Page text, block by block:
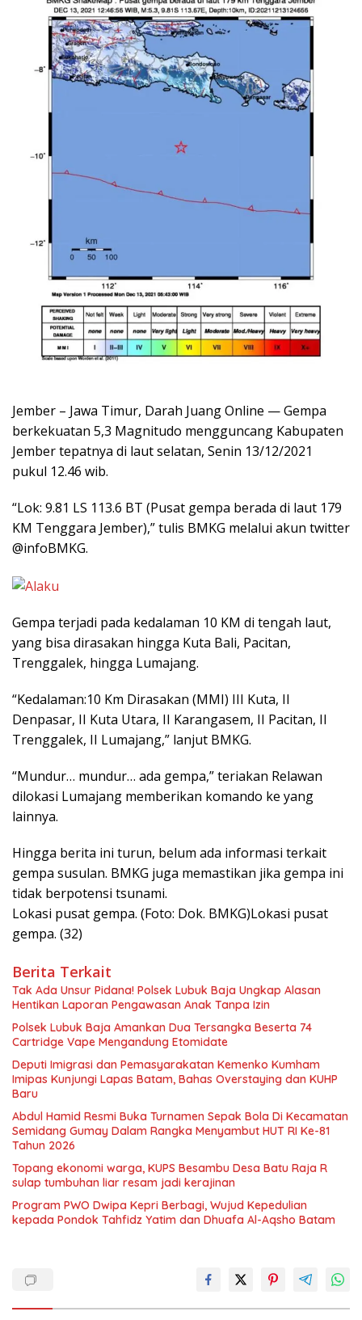
Jember – Jawa Timur, Darah Juang Online — Gempa
berkekuatan 5,3 Magnitudo mengguncang Kabupaten
Jember tepatnya di laut selatan, Senin 13/12/2021
pukul 12.46 wib.
“Lok: 9.81 LS 113.6 BT (Pusat gempa berada di laut 179
KM Tenggara Jember),” tulis BMKG melalui akun twitter
@infoBMKG.
Gempa terjadi pada kedalaman 10 KM di tengah laut,
yang bisa dirasakan hingga Kuta Bali, Pacitan,
Trenggalek, hingga Lumajang.
“Kedalaman:10 Km Dirasakan (MMI) III Kuta, II
Denpasar, II Kuta Utara, II Karangasem, II Pacitan, II
Trenggalek, II Lumajang,” lanjut BMKG.
“Mundur… mundur… ada gempa,” teriakan Relawan
dilokasi Lumajang memberikan komando ke yang
lainnya.
Hingga berita ini turun, belum ada informasi terkait
gempa susulan. BMKG juga memastikan jika gempa ini
tidak berpotensi tsunami.
Lokasi pusat gempa. (Foto: Dok. BMKG)Lokasi pusat
gempa. (32)
Berita Terkait
Tak Ada Unsur Pidana! Polsek Lubuk Baja Ungkap Alasan
Hentikan Laporan Pengawasan Anak Tanpa Izin
Polsek Lubuk Baja Amankan Dua Tersangka Beserta 74
Cartridge Vape Mengandung Etomidate
Deputi Imigrasi dan Pemasyarakatan Kemenko Kumham
Imipas Kunjungi Lapas Batam, Bahas Overstaying dan KUHP
Baru
Abdul Hamid Resmi Buka Turnamen Sepak Bola Di Kecamatan
Semidang Gumay Dalam Rangka Menyambut HUT RI Ke-81
Tahun 2026
Topang ekonomi warga, KUPS Besambu Desa Batu Raja R
sulap tumbuhan liar resam jadi kerajinan
Program PWO Dwipa Kepri Berbagi, Wujud Kepedulian
kepada Pondok Tahfidz Yatim dan Dhuafa Al-Aqsho Batam